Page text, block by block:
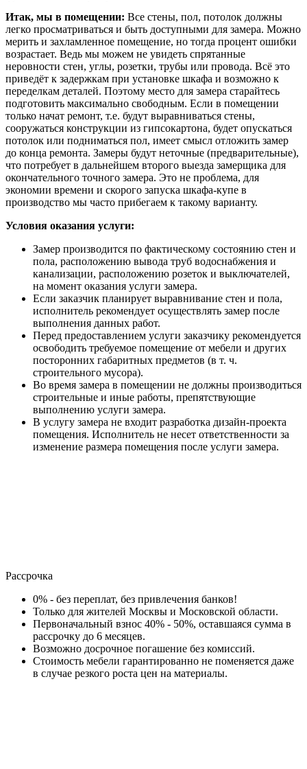
Итак, мы в помещении: Все стены, пол, потолок должны
легко просматриваться и быть доступными для замера. Можно
мерить и захламленное помещение, но тогда процент ошибки
возрастает. Ведь мы можем не увидеть спрятанные
неровности стен, углы, розетки, трубы или провода. Всё это
приведёт к задержкам при установке шкафа и возможно к
переделкам деталей. Поэтому место для замера старайтесь
подготовить максимально свободным. Если в помещении
только начат ремонт, т.е. будут выравниваться стены,
сооружаться конструкции из гипсокартона, будет опускаться
потолок или подниматься пол, имеет смысл отложить замер
до конца ремонта. Замеры будут неточные (предварительные),
что потребует в дальнейшем второго выезда замерщика для
окончательного точного замера. Это не проблема, для
экономии времени и скорого запуска шкафа-купе в
производство мы часто прибегаем к такому варианту.
Условия оказания услуги:
Замер производится по фактическому состоянию стен и
пола, расположению вывода труб водоснабжения и
канализации, расположению розеток и выключателей,
на момент оказания услуги замера.
Если заказчик планирует выравнивание стен и пола,
исполнитель рекомендует осуществлять замер после
выполнения данных работ.
Перед предоставлением услуги заказчику рекомендуется
освободить требуемое помещение от мебели и других
посторонних габаритных предметов (в т. ч.
строительного мусора).
Во время замера в помещении не должны производиться
строительные и иные работы, препятствующие
выполнению услуги замера.
В услугу замера не входит разработка дизайн-проекта
помещения. Исполнитель не несет ответственности за
изменение размера помещения после услуги замера.
Рассрочка
0% - без переплат, без привлечения банков!
Только для жителей Москвы и Московской области.
Первоначальный взнос 40% - 50%, оставшаяся сумма в
рассрочку до 6 месяцев.
Возможно досрочное погашение без комиссий.
Стоимость мебели гарантированно не поменяется даже
в случае резкого роста цен на материалы.